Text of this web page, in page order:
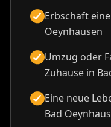
Erbschaft
Oeynhausen
Umzug oder
Zuhause in
Eine neue
Bad